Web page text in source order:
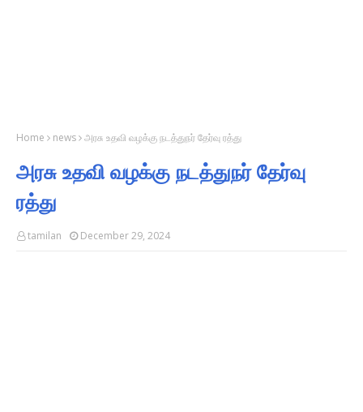
Home news அரசு உதவி வழக்கு நடத்துநர் தேர்வு ரத்து
அரசு உதவி வழக்கு நடத்துநர் தேர்வு
ரத்து
tamilan December 29, 2024